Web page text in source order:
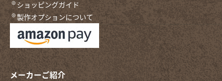
ショッピングガイド
製作オプションについて
メーカーご紹介